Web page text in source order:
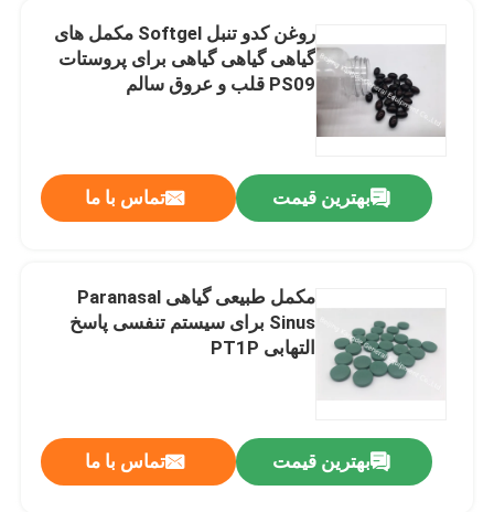
روغن کدو تنبل Softgel مکمل های
گیاهی گیاهی گیاهی برای پروستات
PS09 قلب و عروق سالم
بهترین قیمت تماس با ما
مکمل طبیعی گیاهی Paranasal
Sinus برای سیستم تنفسی پاسخ
التهابی PT1P
بهترین قیمت تماس با ما